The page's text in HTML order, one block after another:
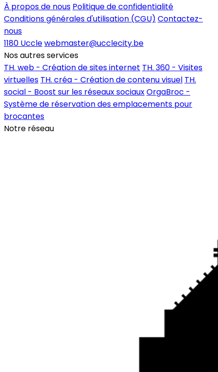
À propos de nous Politique de confidentialité
Conditions générales d'utilisation (CGU) Contactez-
nous
1180 Ucclewebmaster@ucclecity.be
Nos autres services
TH. web - Création de sites internet TH. 360 - Visites
virtuelles TH. créa - Création de contenu visuel TH.
social - Boost sur les réseaux sociauxOrgaBroc -
Système de réservation des emplacements pour
brocantes
Notre réseau